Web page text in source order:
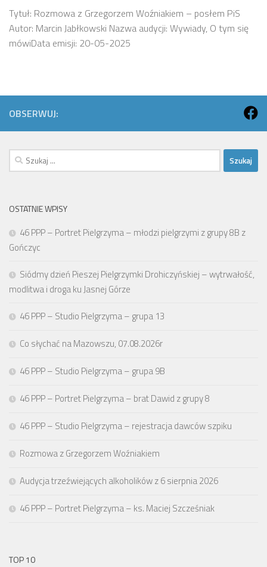
Tytuł: Rozmowa z Grzegorzem Woźniakiem – posłem PiS
Autor: Marcin Jabłkowski Nazwa audycji: Wywiady, O tym się
mówiData emisji: 20-05-2025
OBSERWUJ:
Szukaj:
OSTATNIE WPISY
46 PPP – Portret Pielgrzyma – młodzi pielgrzymi z grupy 8B z
Gończyc
Siódmy dzień Pieszej Pielgrzymki Drohiczyńskiej – wytrwałość,
modlitwa i droga ku Jasnej Górze
46 PPP – Studio Pielgrzyma – grupa 13
Co słychać na Mazowszu, 07.08.2026r
46 PPP – Studio Pielgrzyma – grupa 9B
46 PPP – Portret Pielgrzyma – brat Dawid z grupy 8
46 PPP – Studio Pielgrzyma – rejestracja dawców szpiku
Rozmowa z Grzegorzem Woźniakiem
Audycja trzeźwiejących alkoholików z 6 sierpnia 2026
46 PPP – Portret Pielgrzyma – ks. Maciej Szcześniak
TOP 10